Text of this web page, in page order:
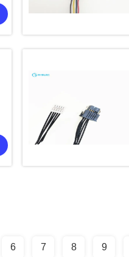
6 7 8 9